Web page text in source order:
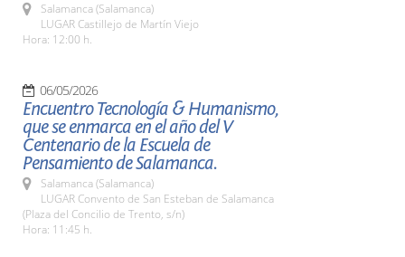
Salamanca (Salamanca)
LUGAR Castillejo de Martín Viejo
Hora: 12:00 h.
06/05/2026
Encuentro Tecnología & Humanismo,
que se enmarca en el año del V
Centenario de la Escuela de
Pensamiento de Salamanca.
Salamanca (Salamanca)
LUGAR Convento de San Esteban de Salamanca
(Plaza del Concilio de Trento, s/n)
Hora: 11:45 h.